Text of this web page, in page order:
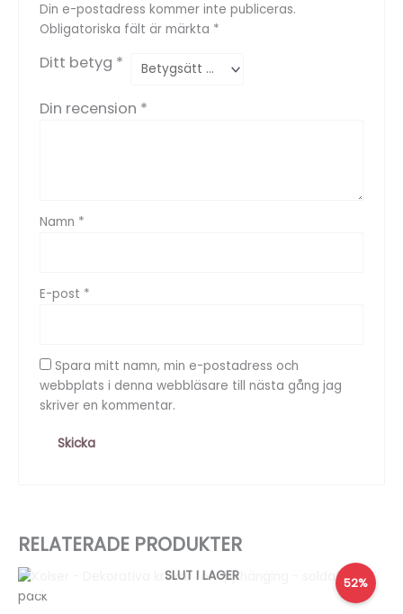
Din e-postadress kommer inte publiceras.
Obligatoriska fält är märkta *
Ditt betyg *
Din recension *
Namn *
E-post *
Spara mitt namn, min e-postadress och
webbplats i denna webbläsare till nästa gång jag
skriver en kommentar.
RELATERADE PRODUKTER
52%
SLUT I LAGER